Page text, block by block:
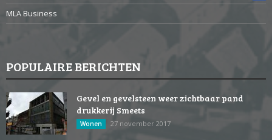
MLA Business
POPULAIRE BERICHTEN
Gevel en gevelsteen weer zichtbaar pand
drukkerij Smeets
Wonen 27 november 2017